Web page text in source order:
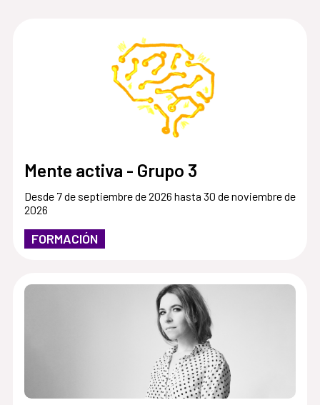
Mente activa - Grupo 3
Desde 7 de septiembre de 2026 hasta 30 de noviembre de
2026
FORMACIÓN